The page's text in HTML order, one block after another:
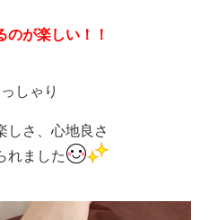
のが楽しい！！
しゃり
しさ、心地良さ
れました